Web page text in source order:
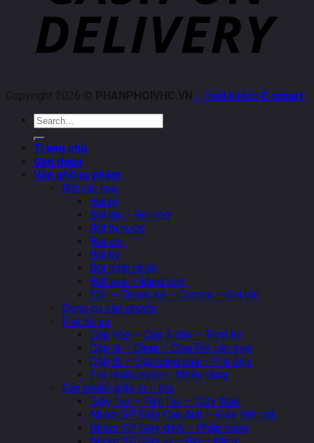
Copyright 2026 © PHANPHOIVHC.VN - Thiết kế bởi E-smart,
Search
Trang chủ
Giới thiệu
Văn phòng phẩm
Bút các loại
Bút bi
Bút dạ – Bút nhớ
Bút bi nước
Bút chì
Bút ký
Bút trình chiếu
Bút xoá – Băng xoá
Tẩy – Thước kẻ – Compa – Gọt chì
Dụng cụ văn phòng
File hồ sơ
Cặp hộp – Cặp 3 dây – Trình ký
Cặp lá – Clear – Chia file các loại
Cặp lỗ – Cặp càng cua – File ống
File nhiều ngăn – Nhiều tầng
Sản phẩm giấy in – bìa
Giấy fax – Film fax – Giấy than
Nhóm SP Giấy Can Anh – Giấy dán giá
Nhóm SP Giấy dính – Phân trang